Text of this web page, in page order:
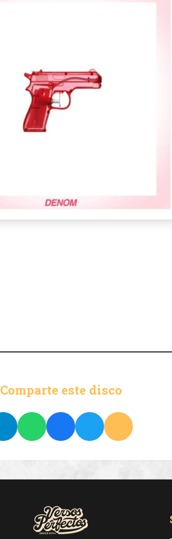
Comparte este disco